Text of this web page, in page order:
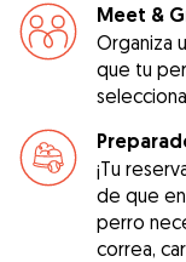
Meet &
Organiza
que tu
¡Tu
de que
perro
correa,